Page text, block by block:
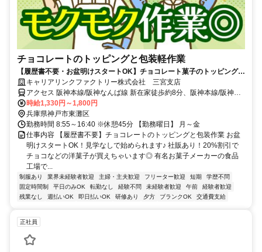
チョコレートのトッピングと包装軽作業
【履歴書不要・お盆明けスタートOK】チョコレート菓子のトッピング・
包装作業◎工場未経験者大歓迎♪
キャリアリンクファクトリー株式会社 三宮支店
アクセス 阪神本線/阪神なんば線 新在家徒歩約8分、阪神本線/阪神な
んば線 石屋川徒歩約11分、阪神本線/阪神なんば線 住吉（阪神線）徒
歩約23分 阪神電車新在家駅 徒歩10分/阪神電車石屋川駅より徒歩12
分/阪神電車 住吉駅より徒歩18分/自転車通勤OK ☆無料駐輪場完備
時給1,330円～1,800円
兵庫県神戸市東灘区
勤務時間 8:55～16:40 ※休憩45分 【勤務曜日】 月～金
仕事内容 【履歴書不要】チョコレートのトッピングと包装作業 お盆
明けスタートOK！見学なしで始められます♪ 社販あり！20%割引で
チョコなどの洋菓子が買えちゃいます◎ 有名お菓子メーカーの食品
工場で...
制服あり 業界未経験者歓迎 主婦・主夫歓迎 フリーター歓迎 短期
学歴不問
固定時間制
平日のみOK 転勤なし 経験不問 未経験者歓迎 午前
経験者歓迎
残業なし
週払いOK 即日払いOK 研修あり 夕方 ブランクOK 交通費支給
正社員